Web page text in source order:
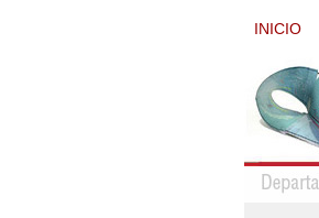
INICIO